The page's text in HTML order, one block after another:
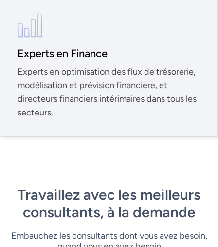
Experts en Finance
Experts en optimisation des flux de trésorerie,
modélisation et prévision financière, et
directeurs financiers intérimaires dans tous les
secteurs.
Travaillez avec les meilleurs
consultants, à la demande
Embauchez les consultants dont vous avez besoin,